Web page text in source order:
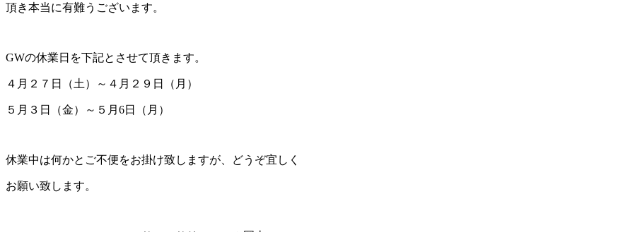
頂き本当に有難うございます。
GWの休業日を下記とさせて頂きます。
４月２７日（土）～４月２９日（月）
５月３日（金）～５月6日（月）
休業中は何かとご不便をお掛け致しますが、どうぞ宜しく
お願い致します。